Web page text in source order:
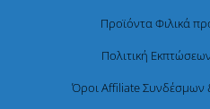
Προϊόντα Φιλικά
Πολιτική
Όροι Affiliate Συνδέσμων